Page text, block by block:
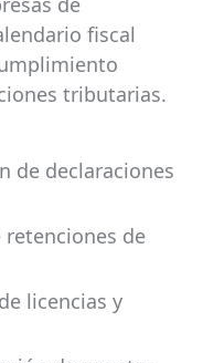
fiscal
tributarias.
de declaraciones
retenciones de
licencias y